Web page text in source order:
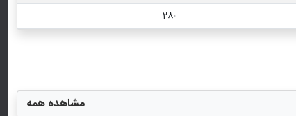
280
مشاهده همه